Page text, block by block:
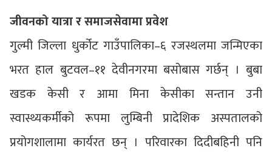
जीवनको यात्रा र समाजसेवामा प्रवेश
गुल्मी जिल्ला धुर्कोट गाउँपालिका–६ रजस्थलमा जन्मिएका
भरत हाल बुटवल–११ देवीनगरमा बसोबास गर्छन् । बुबा
खडक केसी र आमा मिना केसीका सन्तान उनी
स्वास्थ्यकर्मीको रूपमा लुम्बिनी प्रादेशिक अस्पतालको
प्रयोगशालामा कार्यरत छन् । परिवारका दिदीबहिनी पनि